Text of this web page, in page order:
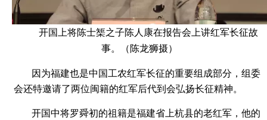
开国上将陈士榘之子陈人康在报告会上讲红军长征故
事。（陈龙狮摄）
因为福建也是中国工农红军长征的重要组成部分，组委
会还特邀请了两位闽籍的红军后代到会弘扬长征精神。
开国中将罗舜初的祖籍是福建省上杭县的老红军，他的